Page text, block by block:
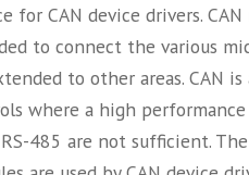
CAN device drivers. CAN
to connect the various
to other areas. CAN is
where a high
485 are not sufficient.